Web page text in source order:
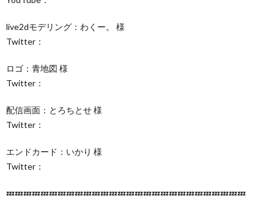
live2dモデリング：わくー。 様
Twitter：
ロゴ：青地図 様
Twitter：
配信画面：とろちとせ 様
Twitter：
エンドカード：いかり 様
Twitter：
💤💤💤💤💤💤💤💤💤💤💤💤💤💤💤💤💤💤💤💤💤💤💤💤💤💤💤💤